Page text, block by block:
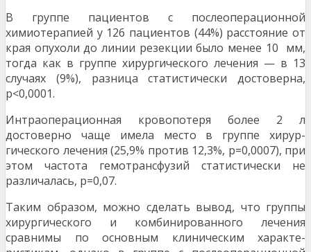
В группе пациентов с послеоперационной
химиотерапией у 126 пациентов (44%) расстояние от
края опухоли до линии резекции было менее 10 мм,
тогда как в группе хирургического лечения — в 13
случаях (9%), разница статистически до­стоверна,
р<0,0001.
Интраоперационная кровопотеря более 2 л
достоверно чаще имела место в группе хирур­
гического лечения (25,9% против 12,3%, р=0,0007), при
этом частота гемотрансфузий ста­тистически не
различалась, р=0,07.
Таким образом, можно сделать вывод, что группы
хирургического и комбинированного лече­ния
сравнимы по основным клиническим характе­